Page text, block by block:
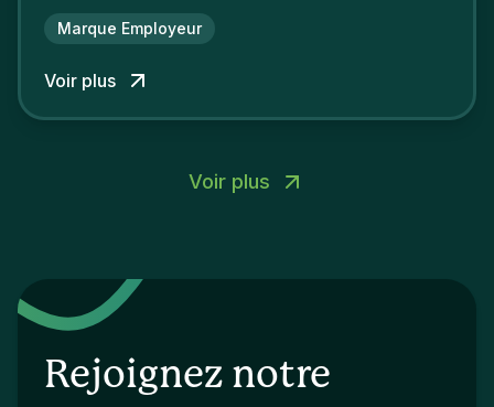
attractivité et une fidélisation à faire pâlir leurs
Marque Employeur
Voir plus
Voir plus
Rejoignez notre